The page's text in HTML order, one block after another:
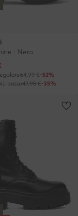
· Nero
64,99 €-52%
basso47,95 €-35%